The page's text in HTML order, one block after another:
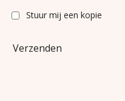
Stuur mij een kopie
Verzenden